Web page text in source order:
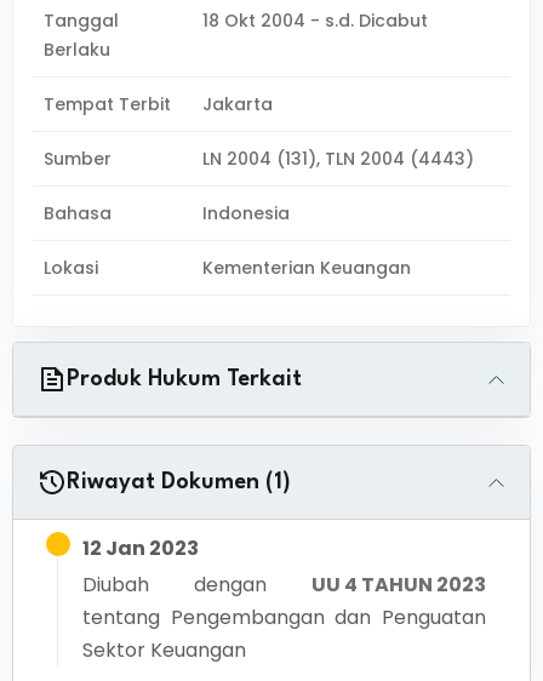
Tanggal
Berlaku
18 Okt 2004 - s.d. Dicabut
Tempat Terbit Jakarta
Sumber LN 2004 (131), TLN 2004 (4443)
Bahasa Indonesia
Lokasi Kementerian Keuangan
Produk Hukum Terkait
Riwayat Dokumen (1)
12 Jan 2023
Diubah dengan
UU 4 TAHUN 2023
tentang Pengembangan dan Penguatan
Sektor Keuangan